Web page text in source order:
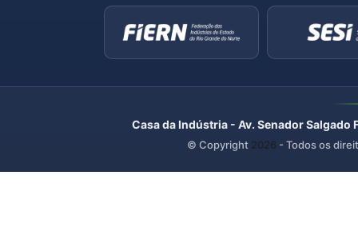
Casa da Indústria - Av. Senador
© Copyright 2026 - Todos os